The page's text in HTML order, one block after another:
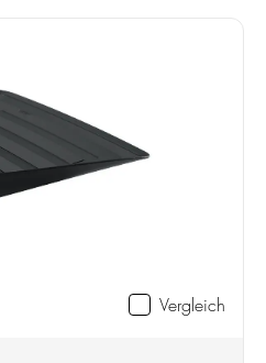
Vergleich